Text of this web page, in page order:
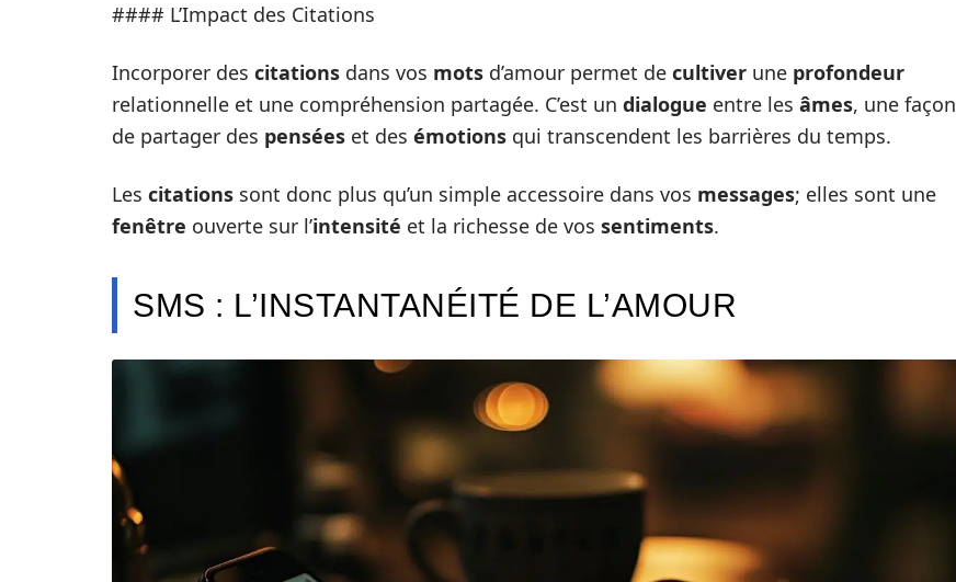
#### L’Impact des Citations
Incorporer des citations dans vos mots d’amour permet de cultiver une profondeur
relationnelle et une compréhension partagée. C’est un dialogue entre les âmes, une façon
de partager des pensées et des émotions qui transcendent les barrières du temps.
Les citations sont donc plus qu’un simple accessoire dans vos messages; elles sont une
fenêtre ouverte sur l’intensité et la richesse de vos sentiments.
SMS : L’INSTANTANÉITÉ DE L’AMOUR